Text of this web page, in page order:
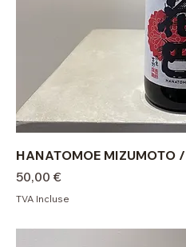
HANATOMOE MIZUMOTO
Prix
50,00 €
TVA Incluse